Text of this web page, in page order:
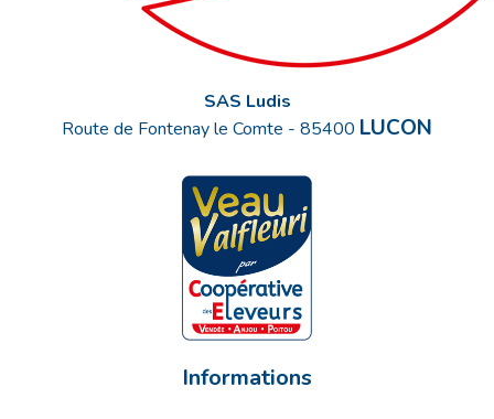
SAS Ludis
Route de Fontenay le Comte - 85400 LUCON
Informations